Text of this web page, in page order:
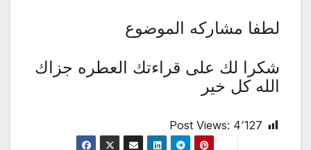
لطفا مشاركه الموضوع
شكرا لك على قراءتك العطره جزاك
الله كل خير
Post Views: 4٬127